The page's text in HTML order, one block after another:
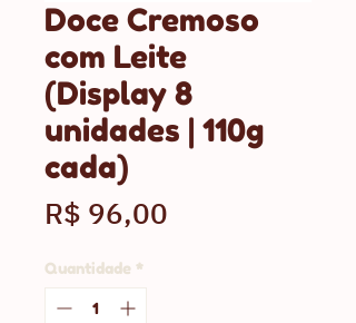
Doce Cremoso
com Leite
(Display 8
unidades | 110g
cada)
R$ 96,00
Quantidade *